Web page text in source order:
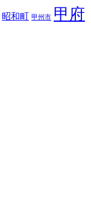
昭和町 甲州市 甲府